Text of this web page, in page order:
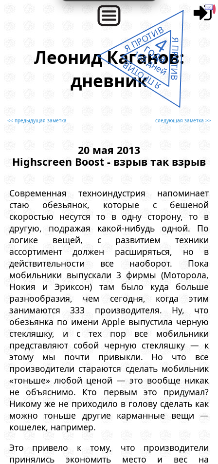
Леонид Каганов:
дневник
<< предыдущая заметка следующая заметка >>
20 мая 2013
Highscreen Boost - взрыв так взрыв
Современная техноиндустрия напоминает
стаю обезьянок, которые с бешеной
скоростью несутся то в одну сторону, то в
другую, подражая какой-нибудь одной. По
логике вещей, с развитием техники
ассортимент должен расширяться, но в
действительности все наоборот. Пока
мобильники выпускали 3 фирмы (Моторола,
Нокия и Эриксон) там было куда больше
разнообразия, чем сегодня, когда этим
занимаются 333 производителя. Ну, что
обезьянка по имени Apple выпустила черную
стекляшку, и с тех пор все мобильники
представляют собой черную стекляшку — к
этому мы почти привыкли. Но что все
производители стараются сделать мобильник
«тоньше» любой ценой — это вообще никак
не объяснимо. Кто первым это придумал?
Никому же не приходило в голову сделать как
можно тоньше другие карманные вещи —
кошелек, например.
Это привело к тому, что производители
принялись экономить место и вес на
Я ПРОТИВЯ ПРОТИВ
Я ПРОТИВ
4
года
165 дней